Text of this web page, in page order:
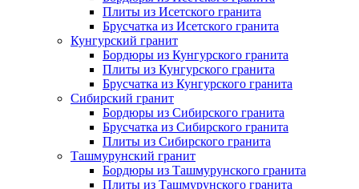
Плиты из Исетского гранита
Брусчатка из Исетского гранита
Кунгурский гранит
Бордюры из Кунгурского гранита
Плиты из Кунгурского гранита
Брусчатка из Кунгурского гранита
Сибирский гранит
Бордюры из Сибирского гранита
Брусчатка из Сибирского гранита
Плиты из Сибирского гранита
Ташмурунский гранит
Бордюры из Ташмурунского гранита
Плиты из Ташмурунского гранита